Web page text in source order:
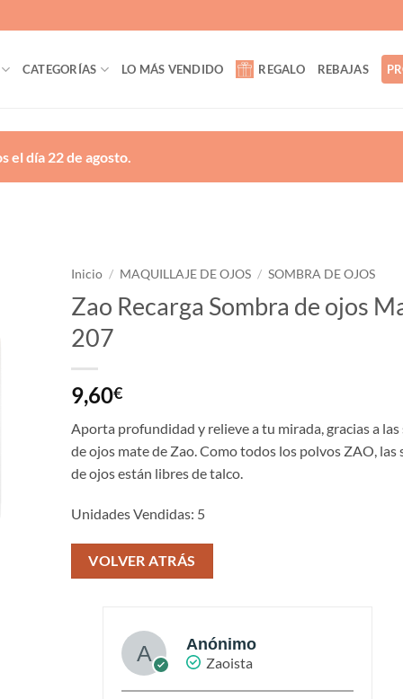
CATEGORÍAS LO MÁS VENDIDO REGALO REBAJAS
el día 22 de agosto.
Inicio / MAQUILLAJE DE OJOS / SOMBRA DE OJOS
Zao Recarga Sombra de ojos
207
9,60€
Aporta profundidad y relieve a tu mirada, gracias a las
de ojos mate de Zao. Como todos los polvos ZAO, las
de ojos están libres de talco.
Unidades Vendidas: 5
VOLVER ATRÁS
Anónimo
Zaoista